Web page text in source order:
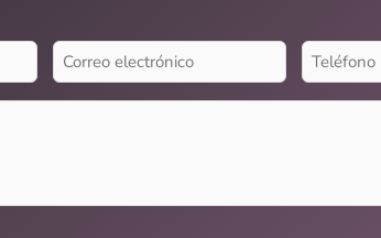
Correo
electrónico
Teléfono
(Requerido)